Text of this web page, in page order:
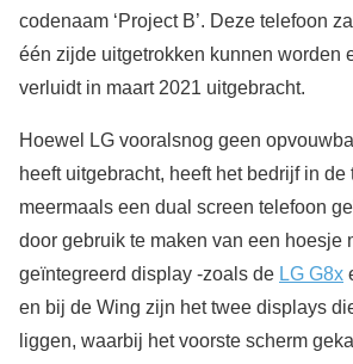
codenaam ‘Project B’. Deze telefoon
één zijde uitgetrokken kunnen worden
verluidt in maart 2021 uitgebracht.
Hoewel LG vooralsnog geen
heeft uitgebracht, heeft het bedrijf in de
meermaals een dual screen telefoon
door gebruik te maken van een hoesje
geïntegreerd display -zoals de LG G8x
en bij de Wing zijn het twee displays
liggen, waarbij het voorste scherm